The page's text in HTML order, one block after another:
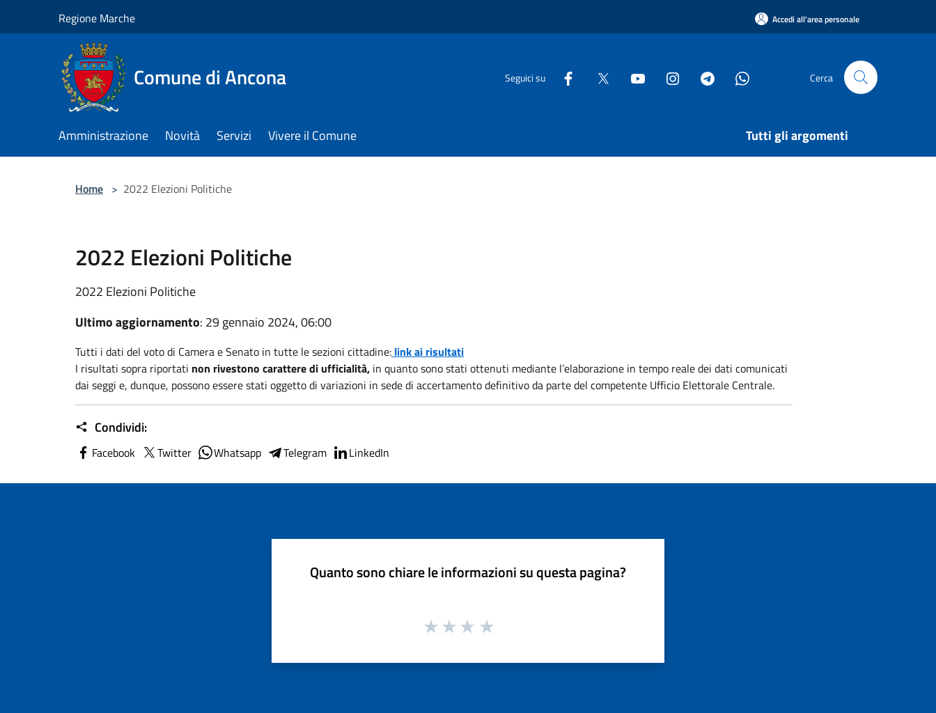
Regione Marche Accedi all'area personale
Comune di Ancona Seguici su Cerca
Amministrazione Novità Servizi Vivere il Comune Tutti gli argomenti
Home > 2022 Elezioni Politiche
2022 Elezioni Politiche
2022 Elezioni Politiche
Ultimo aggiornamento: 29 gennaio 2024, 06:00
Tutti i dati del voto di Camera e Senato in tutte le sezioni cittadine: link ai risultati
I risultati sopra riportati non rivestono carattere di ufficialità, in quanto sono stati ottenuti mediante l’elaborazione in tempo reale dei dati comunicati
dai seggi e, dunque, possono essere stati oggetto di variazioni in sede di accertamento definitivo da parte del competente Ufficio Elettorale Centrale.
Condividi:
Facebook Twitter Whatsapp Telegram LinkedIn
Quanto sono chiare le informazioni su questa pagina?